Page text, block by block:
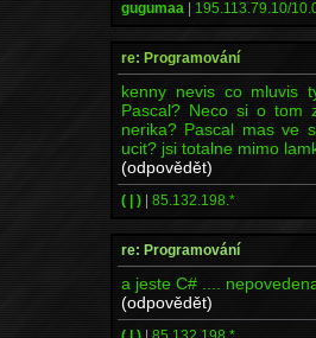
gugumaa | 195.113.79.10/
re: Programování
kenny nevis co mluvis
Pascal? Neco si o tom
nerika? Pascal mas ve
ucit? jsi totalne mimo
(odpovědět)
( | ) | 85.132.198.*
re: Programování
a jeste C# ....
(odpovědět)